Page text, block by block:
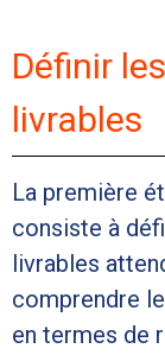
Définir
livrables
La première
consiste à
livrables
comprendre
en termes de